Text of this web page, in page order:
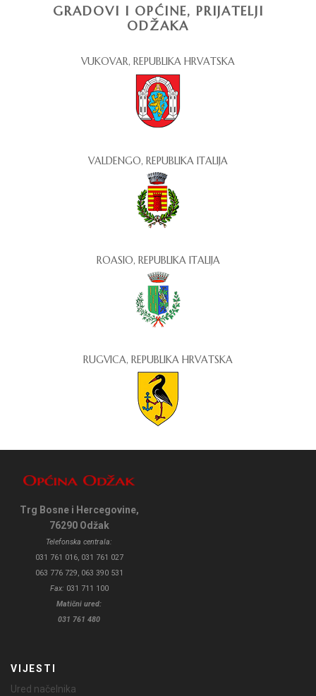
GRADOVI I OPĆINE, PRIJATELJI
ODŽAKA
VUKOVAR, REPUBLIKA HRVATSKA
VALDENGO, REPUBLIKA ITALIJA
ROASIO, REPUBLIKA ITALIJA
RUGVICA, REPUBLIKA HRVATSKA
Trg Bosne i Hercegovine,
76290 Odžak
Telefonska centrala:
031 761 016, 031 761 027
063 776 729, 063 390 531
Fax: 031 711 100
Matični ured:
031 761 480
VIJESTI
Ured načelnika